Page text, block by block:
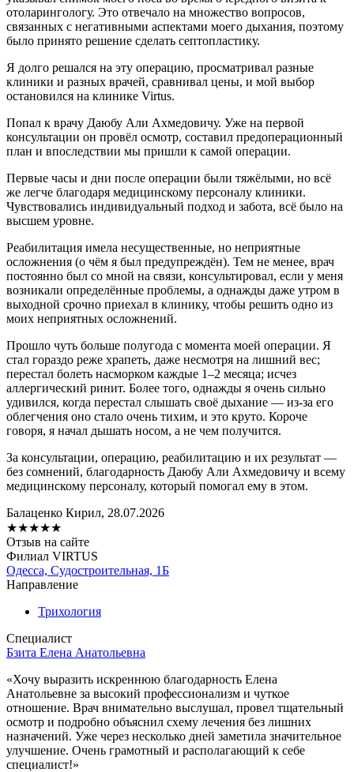
отоларингологу. Это отвечало на множество вопросов,
связанных с негативными аспектами моего дыхания, поэтому
было принято решение сделать септопластику.
Я долго решался на эту операцию, просматривал разные
клиники и разных врачей, сравнивал цены, и мой выбор
остановился на клинике Virtus.
Попал к врачу Даюбу Али Ахмедовичу. Уже на первой
консультации он провёл осмотр, составил предоперационный
план и впоследствии мы пришли к самой операции.
Первые часы и дни после операции были тяжёлыми, но всё
же легче благодаря медицинскому персоналу клиники.
Чувствовались индивидуальный подход и забота, всё было на
высшем уровне.
Реабилитация имела несущественные, но неприятные
осложнения (о чём я был предупреждён). Тем не менее, врач
постоянно был со мной на связи, консультировал, если у меня
возникали определённые проблемы, а однажды даже утром в
выходной срочно приехал в клинику, чтобы решить одно из
моих неприятных осложнений.
Прошло чуть больше полугода с момента моей операции. Я
стал гораздо реже храпеть, даже несмотря на лишний вес;
перестал болеть насморком каждые 1–2 месяца; исчез
аллергический ринит. Более того, однажды я очень сильно
удивился, когда перестал слышать своё дыхание — из-за его
облегчения оно стало очень тихим, и это круто. Короче
говоря, я начал дышать носом, а не чем получится.
За консультации, операцию, реабилитацию и их результат —
без сомнений, благодарность Даюбу Али Ахмедовичу и всему
медицинскому персоналу, который помогал ему в этом.
Балаценко Кирил, 28.07.2026
★★★★★
Отзыв на сайте
Филиал VIRTUS
Одесса, Судостроительная, 1Б
Направление
Трихология
Специалист
Бзита Елена Анатольевна
​«Хочу выразить искреннюю благодарность Елена
Анатольевне за высокий профессионализм и чуткое
отношение. Врач внимательно выслушал, провел тщательный
осмотр и подробно объяснил схему лечения без лишних
назначений. Уже через несколько дней заметила значительное
улучшение. Очень грамотный и располагающий к себе
специалист!»